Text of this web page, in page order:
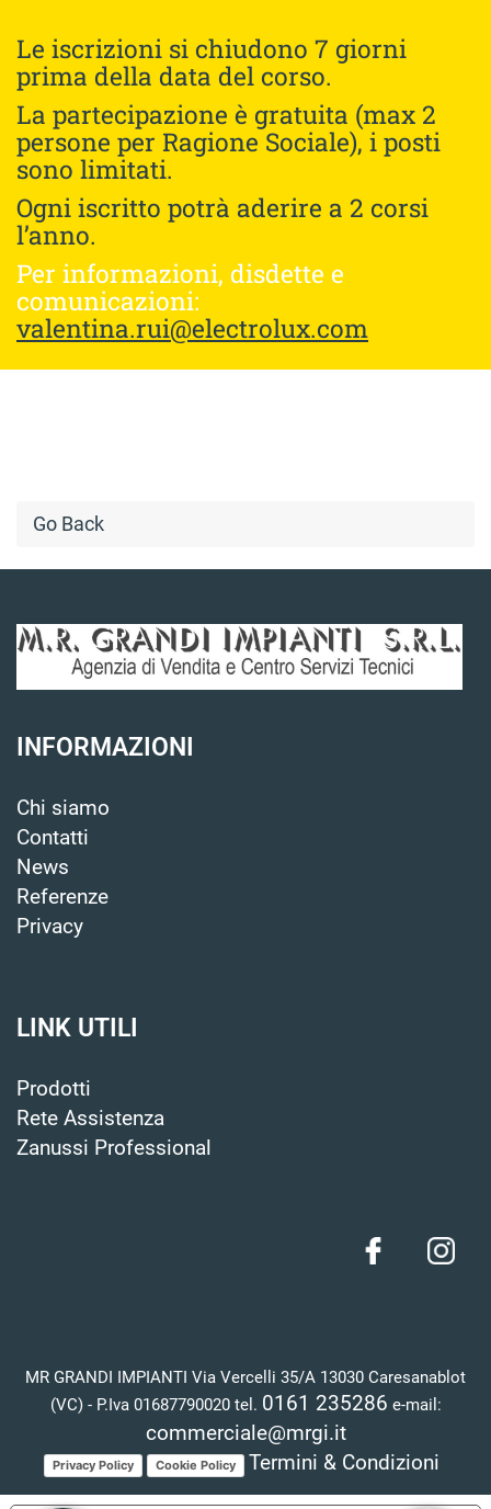
Le iscrizioni si chiudono 7 giorni
prima della data del corso.
La partecipazione è gratuita (max 2
persone per Ragione Sociale), i posti
sono limitati.
Ogni iscritto potrà aderire a 2 corsi
l’anno.
Per informazioni, disdette e
comunicazioni:
valentina.rui@electrolux.com
Go Back
INFORMAZIONI
Chi siamo
Contatti
News
Referenze
Privacy
LINK UTILI
Prodotti
Rete Assistenza
Zanussi Professional
MR GRANDI IMPIANTI Via Vercelli 35/A 13030 Caresanablot
(VC) - P.Iva 01687790020 tel. 0161 235286 e-mail:
commerciale@mrgi.it
Privacy Policy Cookie Policy Termini & Condizioni